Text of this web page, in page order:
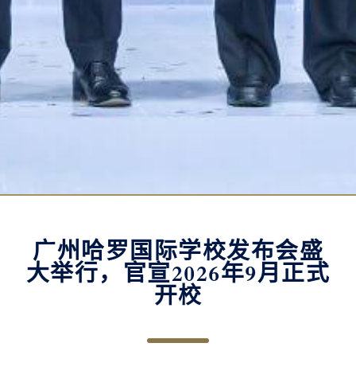
广州哈罗国际学校发布会盛
大举行，官宣2026年9月正式
开校